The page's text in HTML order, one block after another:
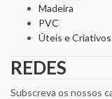
Madeira
PVC
Úteis e Criativos
REDES
Subscreva os nossos